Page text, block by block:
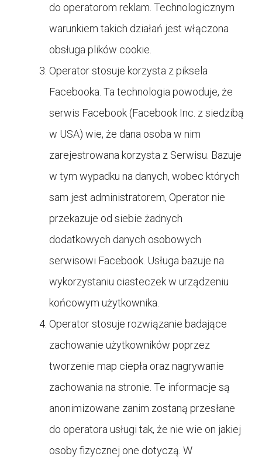
do operatorom reklam. Technologicznym
warunkiem takich działań jest włączona
obsługa plików cookie.
Operator stosuje korzysta z piksela
Facebooka. Ta technologia powoduje, że
serwis Facebook (Facebook Inc. z siedzibą
w USA) wie, że dana osoba w nim
zarejestrowana korzysta z Serwisu. Bazuje
w tym wypadku na danych, wobec których
sam jest administratorem, Operator nie
przekazuje od siebie żadnych
dodatkowych danych osobowych
serwisowi Facebook. Usługa bazuje na
wykorzystaniu ciasteczek w urządzeniu
końcowym użytkownika.
Operator stosuje rozwiązanie badające
zachowanie użytkowników poprzez
tworzenie map ciepła oraz nagrywanie
zachowania na stronie. Te informacje są
anonimizowane zanim zostaną przesłane
do operatora usługi tak, że nie wie on jakiej
osoby fizycznej one dotyczą. W